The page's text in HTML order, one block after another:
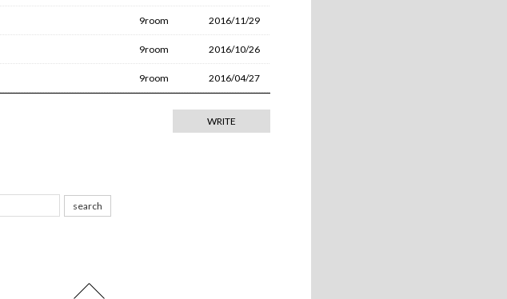
9room 2016/11/29
9room 2016/10/26
9room 2016/04/27
WRITE
search